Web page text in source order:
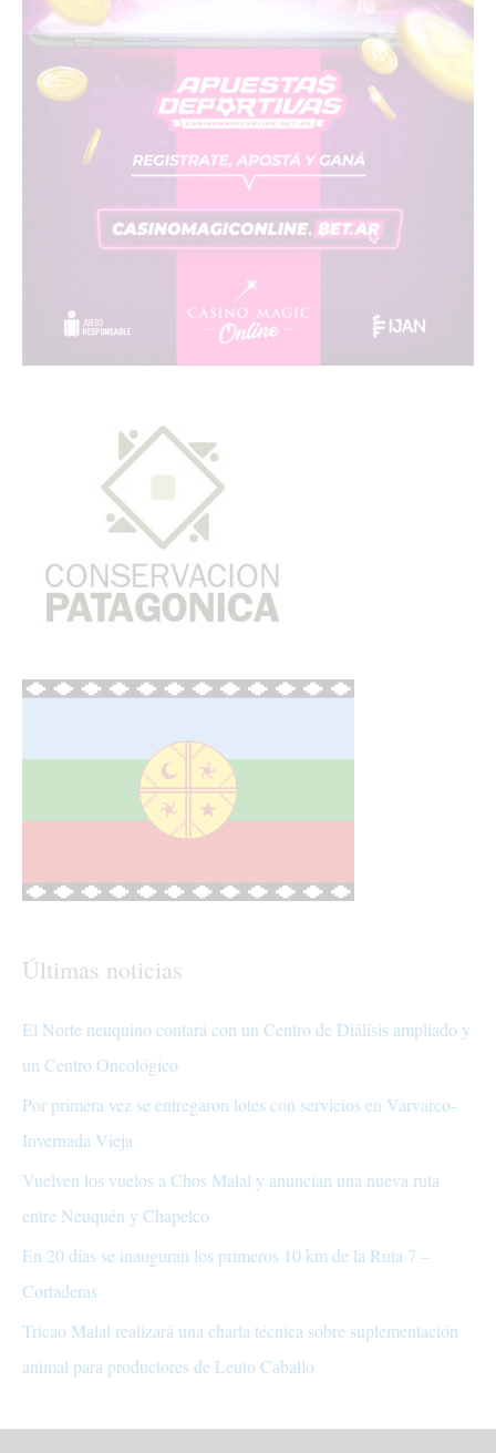
Últimas noticias
El Norte neuquino contará con un Centro de Diálisis ampliado y
un Centro Oncológico
Por primera vez se entregaron lotes con servicios en Varvarco-
Invernada Vieja
Vuelven los vuelos a Chos Malal y anuncian una nueva ruta
entre Neuquén y Chapelco
En 20 días se inauguran los primeros 10 km de la Ruta 7 –
Cortaderas
Tricao Malal realizará una charla técnica sobre suplementación
animal para productores de Leuto Caballo